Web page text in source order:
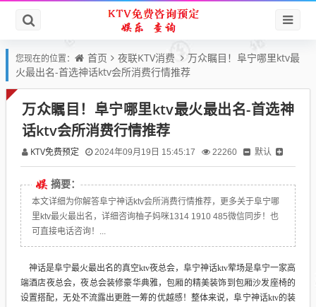
您现在的位置： 首页 夜联KTV消费
万众瞩目！阜宁哪里ktv最
火最出名-首选神话ktv会所消费行情推荐
万众瞩目！阜宁哪里ktv最火最出名-首选神
话ktv会所消费行情推荐
KTV免费预定 2024年09月19日 15:45:17 22260 默认
摘要：
本文详细为你解答阜宁神话ktv会所消费行情推荐，更多关于阜宁哪
里ktv最火最出名，详细咨询柚子妈咪1314 1910 485微信同步！也
可直接电话咨询！...
神话是阜宁最火最出名的真空ktv夜总会，阜宁神话ktv荤场是阜宁一家高
端酒店夜总会，夜总会装修豪华典雅，包厢的精美装饰到包厢沙发座椅的
设置搭配，无处不流露出更胜一筹的优越感！整体来说，阜宁神话ktv的装